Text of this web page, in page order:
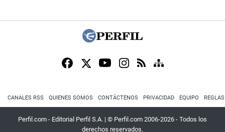
CANALES RSS QUIENES SOMOS CONTÁCTENOS PRIVACIDAD EQUIPO
Perfil.com - Editorial Perfil S.A. | © Perfil.com 2006-2026 - Todos los
derechos reservados.